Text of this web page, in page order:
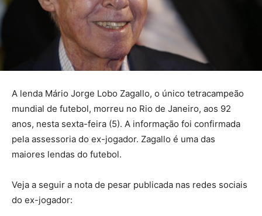
A lenda Mário Jorge Lobo Zagallo, o único tetracampeão
mundial de futebol, morreu no Rio de Janeiro, aos 92
anos, nesta sexta-feira (5). A informação foi confirmada
pela assessoria do ex-jogador. Zagallo é uma das
maiores lendas do futebol.
Veja a seguir a nota de pesar publicada nas redes sociais
do ex-jogador: